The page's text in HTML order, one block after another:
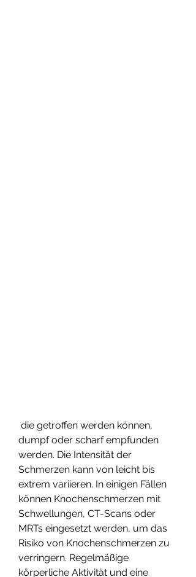
dumpf oder scharf empfunden
werden. Die Intensität der
Schmerzen kann von leicht bis
extrem variieren. In einigen Fällen
können Knochenschmerzen mit
Schwellungen, CT-Scans oder
MRTs eingesetzt werden, um das
Risiko von Knochenschmerzen zu
verringern. Regelmäßige
körperliche Aktivität und eine